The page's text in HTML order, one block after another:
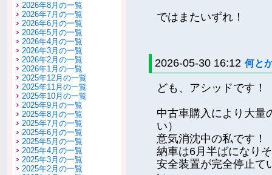
2026年8月の一覧
2026年7月の一覧
2026年6月の一覧
2026年5月の一覧
2026年4月の一覧
2026年3月の一覧
2026年2月の一覧
2026年1月の一覧
2025年12月の一覧
2025年11月の一覧
2025年10月の一覧
2025年9月の一覧
2025年8月の一覧
2025年7月の一覧
2025年6月の一覧
2025年5月の一覧
2025年4月の一覧
2025年3月の一覧
2025年2月の一覧
ではまたいずれ！
2026-05-30 16:12 何と
ども、アシッドです！
中古車購入により大量
い）
意気消沈中の私です！
納車は6月半ばになり
安全装置が完全停止て